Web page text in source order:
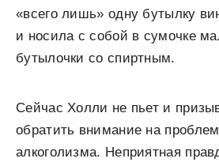
«всего лишь» одну бутылку
и носила с собой в сумочке
бутылочки со спиртным.
Сейчас Холли не пьет и
обратить внимание на
алкоголизма. Неприятная